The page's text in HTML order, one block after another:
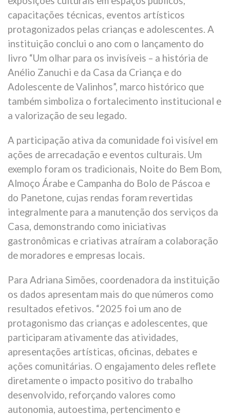
capacitações técnicas, eventos artísticos
protagonizados pelas crianças e adolescentes. A
instituição conclui o ano com o lançamento do
livro “Um olhar para os invisíveis – a história de
Anélio Zanuchi e da Casa da Criança e do
Adolescente de Valinhos”, marco histórico que
também simboliza o fortalecimento institucional e
a valorização de seu legado.
A participação ativa da comunidade foi visível em
ações de arrecadação e eventos culturais. Um
exemplo foram os tradicionais, Noite do Bem Bom,
Almoço Árabe e Campanha do Bolo de Páscoa e
do Panetone, cujas rendas foram revertidas
integralmente para a manutenção dos serviços da
Casa, demonstrando como iniciativas
gastronômicas e criativas atraíram a colaboração
de moradores e empresas locais.
Para Adriana Simões, coordenadora da instituição
os dados apresentam mais do que números como
resultados efetivos. “2025 foi um ano de
protagonismo das crianças e adolescentes, que
participaram ativamente das atividades,
apresentações artísticas, oficinas, debates e
ações comunitárias. O engajamento deles reflete
diretamente o impacto positivo do trabalho
desenvolvido, reforçando valores como
autonomia, autoestima, pertencimento e